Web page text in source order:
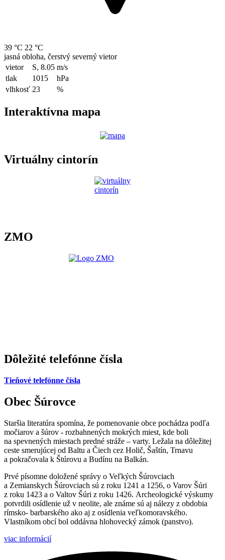
39 °C 22 °C
jasná obloha, čerstvý severný vietor
vietor
S, 8.05 m/s
tlak
1015
hPa
vlhkosť 23 %
Interaktívna mapa
Virtuálny cintorín
ZMO
Dôležité telefónne čísla
Tieňové telefónne čísla
Obec Šúrovce
Staršia literatúra spomína, že pomenovanie obce pochádza podľa
močiarov a šúrov - rozbahnených mokrých miest, kde boli
na spevnených miestach predné stráže – varty. Ležala na dôležitej
ceste smerujúcej od Baltu a Čiech cez Holič, Šaštín, Trnavu
a pokračovala k Štúrovu a Budínu na Balkán.
Prvé písomne doložené správy o Veľkých Šúrovciach
a Zemianskych Šúrovciach sú z roku 1241 a 1256, o Varov Šúri
z roku 1423 a o Valtov Šúri z roku 1426. Archeologické výskumy
potvrdili osídlenie už v neolite, ale známe sú aj nálezy z obdobia
rímsko- barbarského ako aj z osídlenia veľkomoravského.
Vlastníkom obcí bol oddávna hlohovecký zámok (panstvo).
viac informácií